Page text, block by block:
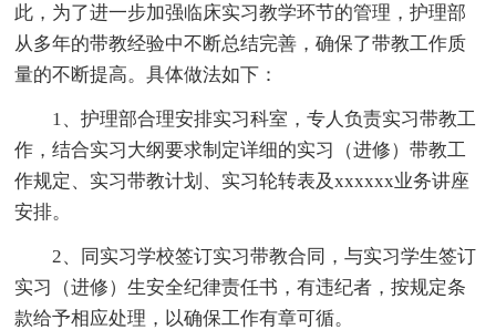
此，为了进一步加强临床实习教学环节的管理，护理部
从多年的带教经验中不断总结完善，确保了带教工作质
量的不断提高。具体做法如下：
1、护理部合理安排实习科室，专人负责实习带教工
作，结合实习大纲要求制定详细的实习（进修）带教工
作规定、实习带教计划、实习轮转表及xxxxxx业务讲座
安排。
2、同实习学校签订实习带教合同，与实习学生签订
实习（进修）生安全纪律责任书，有违纪者，按规定条
款给予相应处理，以确保工作有章可循。